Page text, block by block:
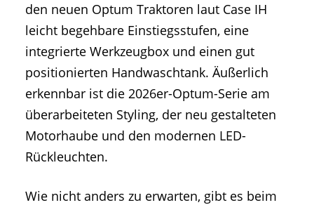
den neuen Optum Traktoren laut Case IH
leicht begehbare Einstiegsstufen, eine
integrierte Werkzeugbox und einen gut
positionierten Handwaschtank. Äußerlich
erkennbar ist die 2026er-Optum-Serie am
überarbeiteten Styling, der neu gestalteten
Motorhaube und den modernen LED-
Rückleuchten.
Wie nicht anders zu erwarten, gibt es beim